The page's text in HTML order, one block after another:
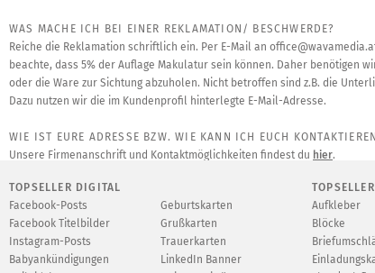
WAS MACHE ICH BEI EINER REKLAMATION/ BESCHWERDE?
Reiche die Reklamation schriftlich ein. Per E-Mail an
beachte, dass 5% der Auflage Makulatur sein können. Daher benötigen
oder die Ware zur Sichtung abzuholen. Nicht betroffen sind z.B. die
Dazu nutzen wir die im Kundenprofil hinterlegte E-Mail-Adresse.
WIE IST EURE ADRESSE BZW. WIE KANN ICH EUCH
Unsere Firmenanschrift und Kontaktmöglichkeiten findest du hier.
ICH HABE EINE FRAGE, WAS KANN ICH TUN?
Schreibe uns eine E-Mail
office@wavamedia.at , gern helfen wir dir weiter.
WAS IST BEIM RECYCLING ZU BEACHTEN?
Bitte beachten Sie die aktuelle Kennzeichnungspflicht für recycelbare
TOPSELLER DIGITAL
Facebook-Posts
Facebook Titelbilder
Instagram-Posts
Babyankündigungen
Geburtskarten
Grußkarten
Trauerkarten
LinkedIn Banner
Aufkleber
Blöcke